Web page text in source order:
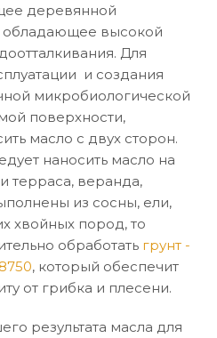
деревянной
обладающее высокой
Для
и создания
микробиологической
поверхности,
масло с двух сторон.
наносить масло на
терраса, веранда,
из сосны, ели,
хвойных пород, то
обработать грунт -
, который обеспечит
от грибка и плесени.
результата масла для